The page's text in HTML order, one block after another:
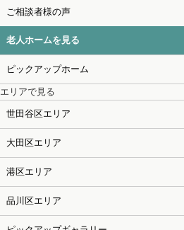
ご相談者様の声
老人ホームを見る
ピックアップホーム
エリアで見る
世田谷区エリア
大田区エリア
港区エリア
品川区エリア